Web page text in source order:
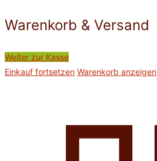
Warenkorb & Versand
Weiter zur Kasse
Einkauf fortsetzen Warenkorb anzeigen